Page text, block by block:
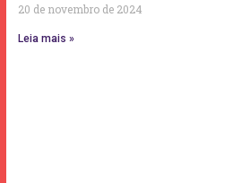
20 de novembro de 2024
Leia mais »